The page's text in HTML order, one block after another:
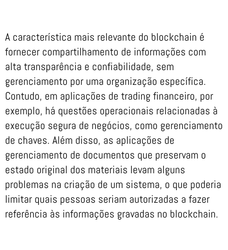
A característica mais relevante do blockchain é
fornecer compartilhamento de informações com
alta transparência e confiabilidade, sem
gerenciamento por uma organização específica.
Contudo, em aplicações de trading financeiro, por
exemplo, há questões operacionais relacionadas à
execução segura de negócios, como gerenciamento
de chaves. Além disso, as aplicações de
gerenciamento de documentos que preservam o
estado original dos materiais levam alguns
problemas na criação de um sistema, o que poderia
limitar quais pessoas seriam autorizadas a fazer
referência às informações gravadas no blockchain.